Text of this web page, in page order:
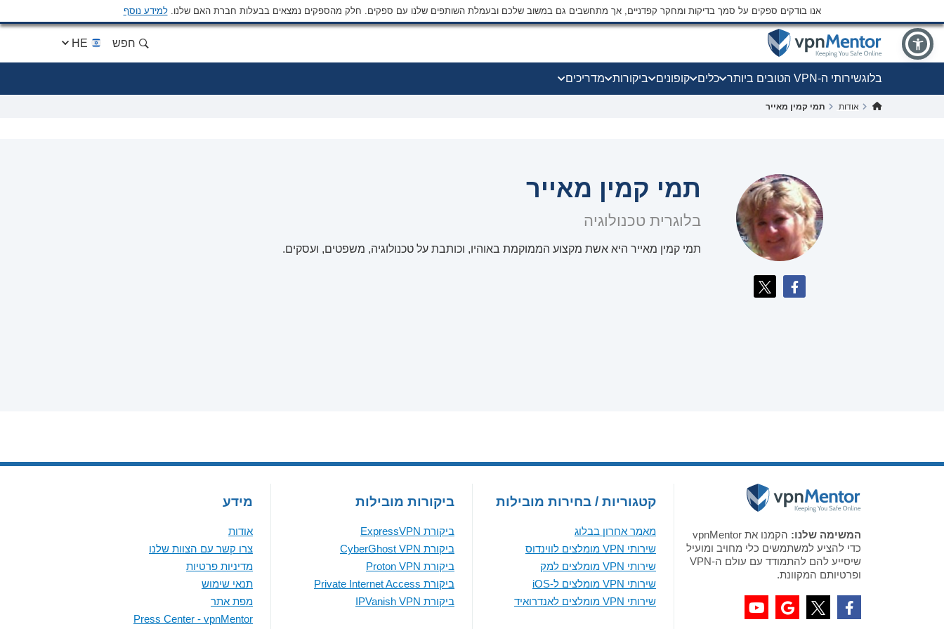
אנו בודקים ספקים על סמך בדיקות ומחקר קפדניים, אך מתחשבים גם במשוב שלכם ובעמלת השותפים שלנו עם ספקים. חלק מהספקים נמצאים בבעלות חברת האם שלנו.למידע נוסף
חפש
בלוגשירותי ה-VPN הטובים ביותר כלים קופונים ביקורות מדריכים
אודות תמי קמין מאייר
תמי קמין מאייר
בלוגרית טכנולוגיה
תמי קמין מאייר היא אשת מקצוע הממוקמת באוהיו, וכותבת על טכנולוגיה, משפטים, ועסקים.
המשימה שלנו:
הקמנו את vpnMentor
כדי להציע למשתמשים כלי מחויב ומועיל
שיסייע להם להתמודד עם עולם ה-VPN
ופרטיותם המקוונת.
קטגוריות / בחירות מובילות
מאמר אחרון בבלוג
שירותי VPN מומלצים לווינדוס
שירותי VPN מומלצים למק
שירותי VPN מומלצים ל-iOS
שירותי VPN מומלצים לאנדרואיד
ביקורות מובילות
ביקורת ExpressVPN
ביקורת CyberGhost VPN
ביקורת Proton VPN
ביקורת Private Internet Access
ביקורת IPVanish VPN
מידע
אודות
צרו קשר עם הצוות שלנו
מדיניות פרטיות
תנאי שימוש
מפת אתר
Press Center - vpnMentor